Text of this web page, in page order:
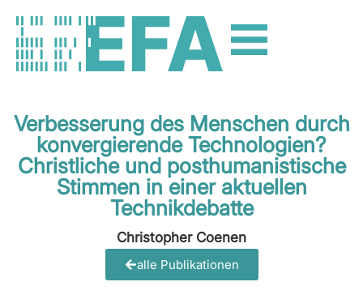
Verbesserung des Menschen durch
konvergierende Technologien?
Christliche und posthumanistische
Stimmen in einer aktuellen
Technikdebatte
Christopher Coenen
alle Publikationen